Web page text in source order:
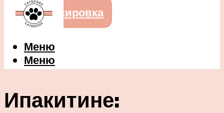
Дрессировка
Меню
Меню
Ипакитине: